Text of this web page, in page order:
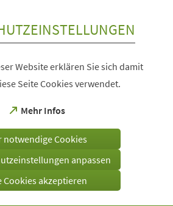
Website erklären Sie sich damit
Seite Cookies verwendet.
Mehr Infos
(Öffnet
einem
Tab)
notwendige Cookies
anpassen
Cookies akzeptieren